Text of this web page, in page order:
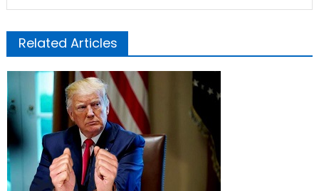
Related Articles